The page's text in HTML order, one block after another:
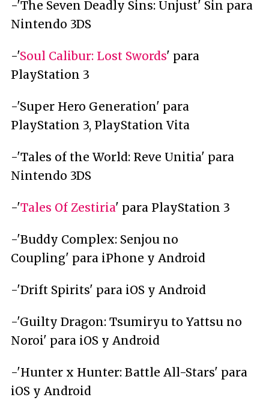
-'The Seven Deadly Sins: Unjust' Sin para
Nintendo 3DS
-'Soul Calibur: Lost Swords' para
PlayStation 3
-'Super Hero Generation' para
PlayStation 3, PlayStation Vita
-'Tales of the World: Reve Unitia' para
Nintendo 3DS
-'Tales Of Zestiria' para PlayStation 3
-'Buddy Complex: Senjou no
Coupling' para iPhone y Android
-'Drift Spirits' para iOS y Android
-'Guilty Dragon: Tsumiryu to Yattsu no
Noroi' para iOS y Android
-'Hunter x Hunter: Battle All-Stars' para
iOS y Android